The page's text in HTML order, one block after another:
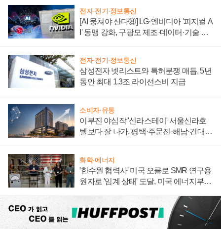
전자·전기·정보통신
[AI 뭉쳐야 산다⑧] LG·엔비디아 '피지컬 A
I' 동맹 강화, 구광모 제조·데이터·기술 결
전자·전기·정보통신
삼성전자 넷리스트와 특허분쟁 매듭, 5년
동안 최대 1.3조 라이선스비 지급
소비자·유통
이부진 야심작 '신라스테이' 서울신라호
텔보다 잘 나가, 평택·주문진·해남·건대로
화학·에너지
'한수원 협력사' 미국 오클로 SMR 연구용
원자로 '임계 상태' 도달, 미국 에너지부